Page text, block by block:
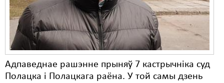
Адпаведнае рашэнне прыняў 7 кастрычніка суд
Полацка і Полацкага раёна. У той самы дзень